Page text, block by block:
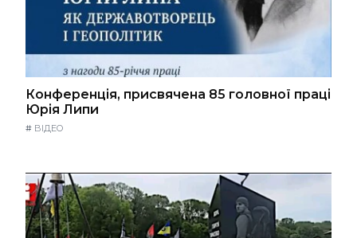
Конференція, присвячена 85 головної праці
Юрія Липи
# ВІДЕО